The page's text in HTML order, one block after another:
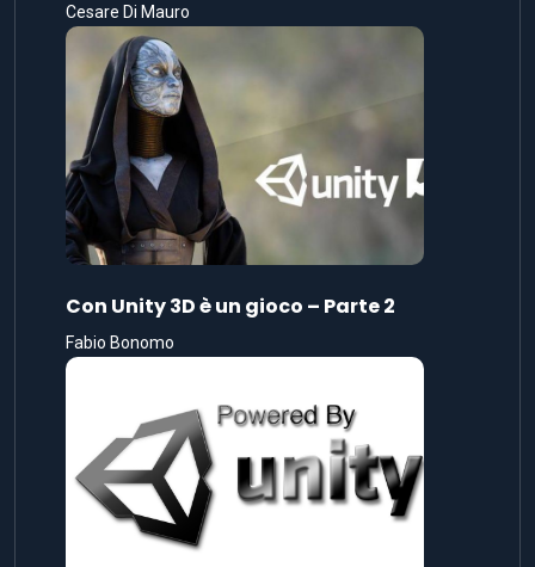
Cesare Di Mauro
Con Unity 3D è un gioco – Parte 2
Fabio Bonomo